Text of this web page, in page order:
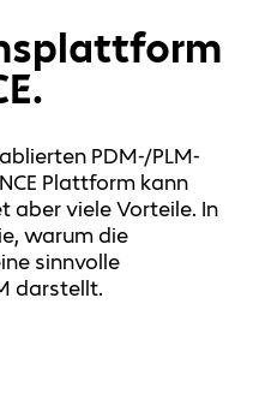
PDM-/PLM-
Plattform kann
aber viele Vorteile. In
warum die
sinnvolle
darstellt.